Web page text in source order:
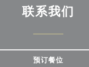
联系我们
预订餐位